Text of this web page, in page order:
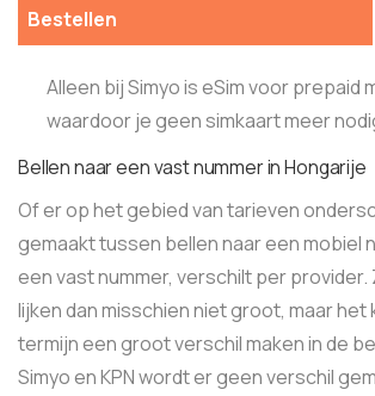
Bestellen
Alleen bij Simyo is eSim voor prepaid
waardoor je geen simkaart meer
Bellen naar een vast nummer in Hongarije
Of er op het gebied van tarieven
gemaakt tussen bellen naar een mobiel
een vast nummer, verschilt per provider.
lijken dan misschien niet groot, maar het
termijn een groot verschil maken in de
Simyo en KPN wordt er geen verschil